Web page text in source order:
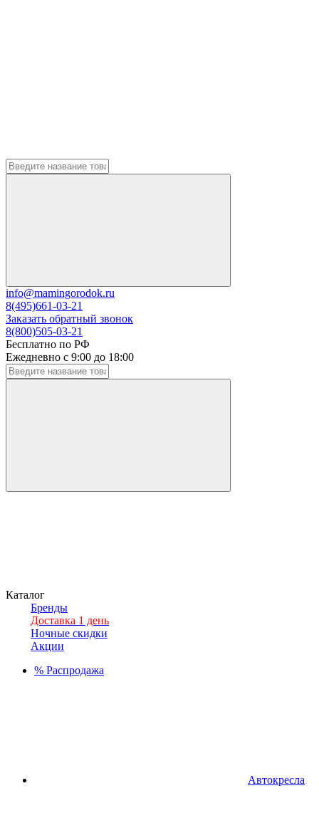
info@mamingorodok.ru
8(495)661-03-21
Заказать обратный звонок
8(800)505-03-21
Бесплатно по РФ
Ежедневно с 9:00 до 18:00
Каталог
Бренды
Доставка 1 день
Ночные скидки
Акции
% Распродажа
Автокресла